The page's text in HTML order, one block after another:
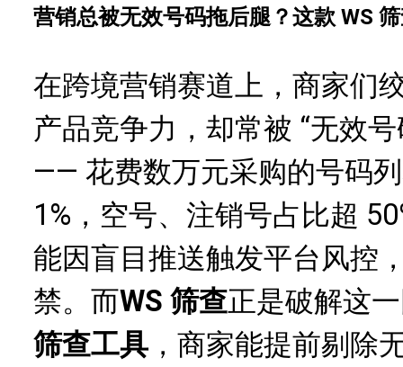
营销总被无效号码拖后腿？这款 WS
在跨境营销赛道上，商家们
产品竞争力，却常被 “无效
—— 花费数万元采购的号码
1%，空号、注销号占比超
能因盲目推送触发平台风控
禁。 而WS 筛查正是破解这
筛查工具 ，商家能提前剔除